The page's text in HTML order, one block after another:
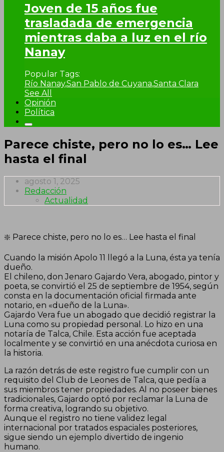
Joven de 15 años fue
trasladada de emergencia
mientras daba a luz en el río
Nanay
Popular Tags:
Río Nanay,San Pablo de Cuyana,Santa Clara
See All
Opinión
Política
Parece chiste, pero no lo es… Lee
hasta el final
agosto 1, 2025
Redacción
Actualidad
❇️ Parece chiste, pero no lo es… Lee hasta el final
Cuando la misión Apolo 11 llegó a la Luna, ésta ya tenía
dueño.
El chileno, don Jenaro Gajardo Vera, abogado, pintor y
poeta, se convirtió el 25 de septiembre de 1954, según
consta en la documentación oficial firmada ante
notario, en «dueño de la Luna».
Gajardo Vera fue un abogado que decidió registrar la
Luna como su propiedad personal. Lo hizo en una
notaría de Talca, Chile. Esta acción fue aceptada
localmente y se convirtió en una anécdota curiosa en
la historia.
La razón detrás de este registro fue cumplir con un
requisito del Club de Leones de Talca, que pedía a
sus miembros tener propiedades. Al no poseer bienes
tradicionales, Gajardo optó por reclamar la Luna de
forma creativa, logrando su objetivo.
Aunque el registro no tiene validez legal
internacional por tratados espaciales posteriores,
sigue siendo un ejemplo divertido de ingenio
humano.